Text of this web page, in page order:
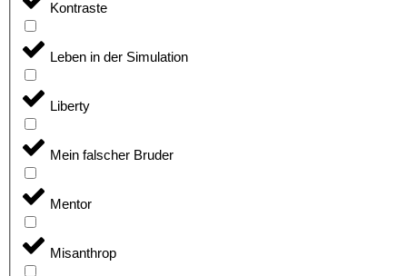
Kontraste
Leben in der Simulation
Liberty
Mein falscher Bruder
Mentor
Misanthrop